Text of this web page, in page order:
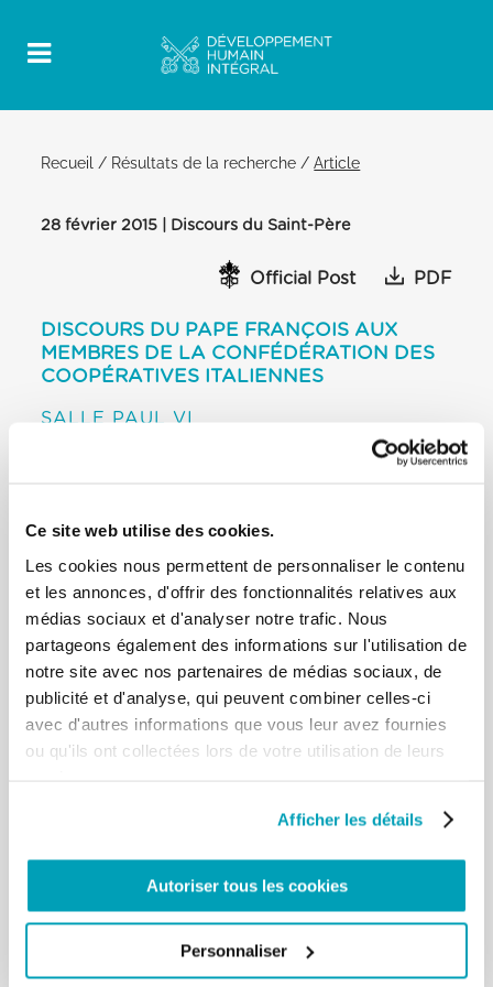
Ce site web utilise des cookies.
Les cookies nous permettent de personnaliser le contenu
et les annonces, d'offrir des fonctionnalités relatives aux
médias sociaux et d'analyser notre trafic. Nous
partageons également des informations sur l'utilisation de
notre site avec nos partenaires de médias sociaux, de
publicité et d'analyse, qui peuvent combiner celles-ci
avec d'autres informations que vous leur avez fournies
ou qu'ils ont collectées lors de votre utilisation de leurs
Afficher les détails
Autoriser tous les cookies
Personnaliser
Recueil / Résultats de la recherche /Article
28 février 2015 | Discours du Saint-Père
Official Post PDF
DISCOURS DU PAPE FRANÇOIS AUX
MEMBRES DE LA CONFÉDÉRATION DES
COOPÉRATIVES ITALIENNES
SALLE PAUL VI
[…] C’est pour cela que je vous dis que vous faites
coopératives, celles qui prostituent le véritable
nom de coopérative, c’est-à-dire
d’une réalité très bonne, pour tromper les
contraires à ceux de la véritable et authentique
coopération. Je vous le dis, vous
faites bien, parce que dans le domaine dans lequel
vous œuvrez, se revêtir d’une
façade honorable et poursuivre en réalité des
objectifs déshonorants et immoraux,
même à de scandaleux trafics de corruption, est un
grave que l’on ne peut absolument pas accepter.
Luttez contre cela ! Mais comment
lutter ? Avec les mots uniquement ? Avec les idées
juste, celle qui est vraie, celle qui gagne toujours.
[…]